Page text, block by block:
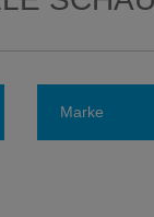
Marke